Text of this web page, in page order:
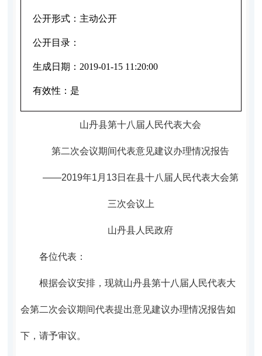
公开形式： 主动公开
公开目录：
生成日期： 2019-01-15 11:20:00
有效性： 是
山丹县第十八届人民代表大会
第二次会议期间代表意见建议办理情况报告
——2019年1月13日在县十八届人民代表大会第
三次会议上
山丹县人民政府
各位代表 ：
根据会议安排，现就山丹县第十八届人民代表大
会第二次会议期间代表提出意见建议办理情况报告如
下，请予审议。